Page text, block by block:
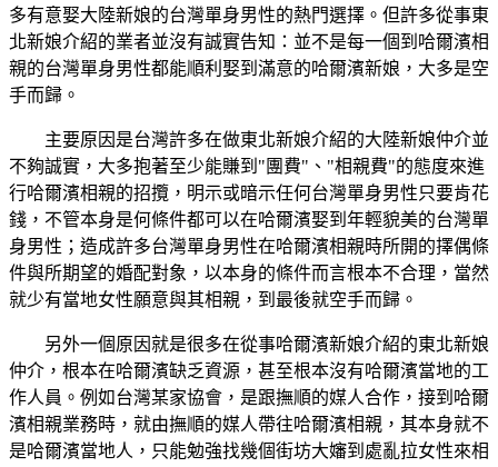
多有意娶大陸新娘的台灣單身男性的熱門選擇。但許多從事東
北新娘介紹的業者並沒有誠實告知：並不是每一個到哈爾濱相
親的台灣單身男性都能順利娶到滿意的哈爾濱新娘，大多是空
手而歸。
主要原因是台灣許多在做東北新娘介紹的大陸新娘仲介並
不夠誠實，大多抱著至少能賺到"團費"、"相親費"的態度來進
行哈爾濱相親的招攬，明示或暗示任何台灣單身男性只要肯花
錢，不管本身是何條件都可以在哈爾濱娶到年輕貌美的台灣單
身男性；造成許多台灣單身男性在哈爾濱相親時所開的擇偶條
件與所期望的婚配對象，以本身的條件而言根本不合理，當然
就少有當地女性願意與其相親，到最後就空手而歸。
另外一個原因就是很多在從事哈爾濱新娘介紹的東北新娘
仲介，根本在哈爾濱缺乏資源，甚至根本沒有哈爾濱當地的工
作人員。例如台灣某家協會，是跟撫順的媒人合作，接到哈爾
濱相親業務時，就由撫順的媒人帶往哈爾濱相親，其本身就不
是哈爾濱當地人，只能勉強找幾個街坊大嬸到處亂拉女性來相